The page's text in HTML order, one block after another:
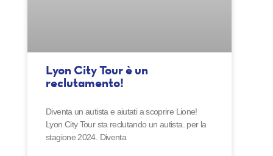
Lyon City Tour è un
reclutamento!
Diventa un autista e aiutati a scoprire Lione!
Lyon City Tour sta reclutando un autista. per la
stagione 2024. Diventa